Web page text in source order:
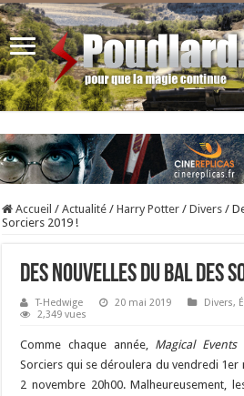
Accueil / Actualité / Harry Potter / Divers /
Sorciers 2019 !
Des nouvelles du Bal des
T-Hedwige 20 mai 2019 Divers,
2,349 vues
Comme chaque année, Magical Events
Sorciers qui se déroulera du vendredi 1er
2 novembre 20h00. Malheureusement,